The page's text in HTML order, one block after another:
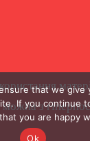
з
that we give
If you continue
you are happy
Ok